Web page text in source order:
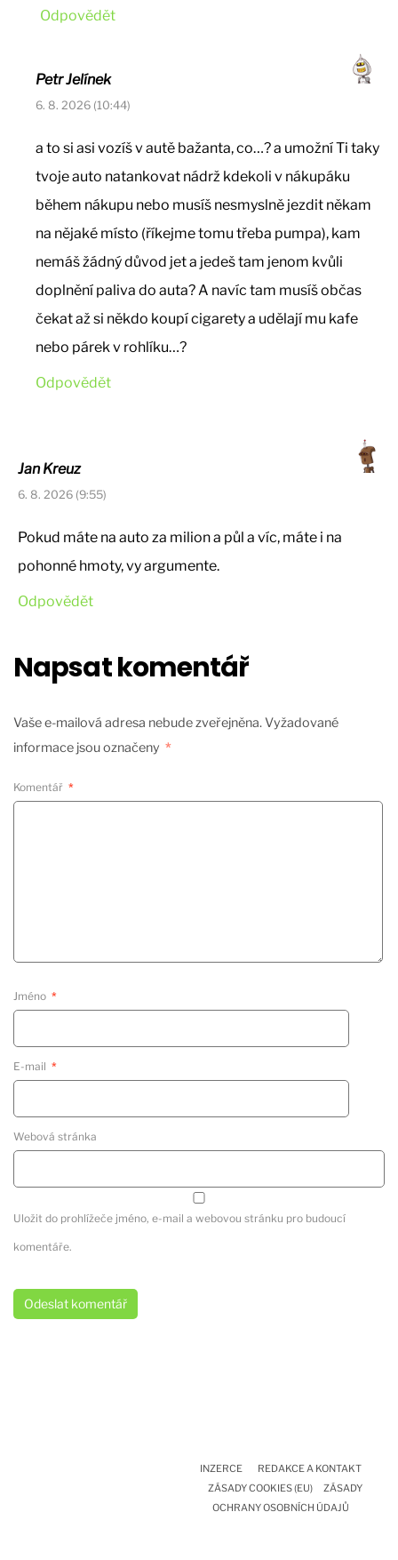
Odpovědět
Petr Jelínek
6. 8. 2026 (10:44)
a to si asi vozíš v autě bažanta, co…? a umožní Ti taky
tvoje auto natankovat nádrž kdekoli v nákupáku
během nákupu nebo musíš nesmyslně jezdit někam
na nějaké místo (říkejme tomu třeba pumpa), kam
nemáš žádný důvod jet a jedeš tam jenom kvůli
doplnění paliva do auta? A navíc tam musíš občas
čekat až si někdo koupí cigarety a udělají mu kafe
nebo párek v rohlíku…?
Odpovědět
Jan Kreuz
6. 8. 2026 (9:55)
Pokud máte na auto za milion a půl a víc, máte i na
pohonné hmoty, vy argumente.
Odpovědět
Napsat komentář
Vaše e-mailová adresa nebude zveřejněna.Vyžadované
informace jsou označeny *
Komentář *
Jméno *
E-mail *
Webová stránka
Uložit do prohlížeče jméno, e-mail a webovou stránku pro budoucí
komentáře.
INZERCE
REDAKCE A KONTAKT
ZÁSADY COOKIES (EU)
ZÁSADY
OCHRANY OSOBNÍCH ÚDAJŮ